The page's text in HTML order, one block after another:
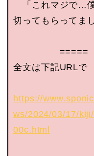
「これマジで…
切ってもらってま
===== 後
全文は下記URLで
https://
ws/2024/03/17/
00c.html